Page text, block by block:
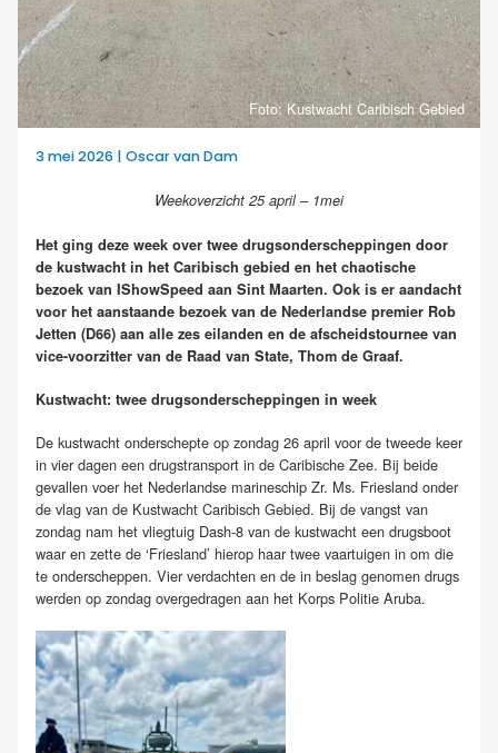
Foto: Kustwacht Caribisch Gebied
3 mei 2026 | Oscar van Dam
Weekoverzicht 25 april – 1mei
Het ging deze week over twee drugsonderscheppingen door
de kustwacht in het Caribisch gebied en het chaotische
bezoek van IShowSpeed aan Sint Maarten. Ook is er aandacht
voor het aanstaande bezoek van de Nederlandse premier Rob
Jetten (D66) aan alle zes eilanden en de afscheidstournee van
vice-voorzitter van de Raad van State, Thom de Graaf.
Kustwacht: twee drugsonderscheppingen in week
De kustwacht onderschepte op zondag 26 april voor de tweede keer
in vier dagen een drugstransport in de Caribische Zee. Bij beide
gevallen voer het Nederlandse marineschip Zr. Ms. Friesland onder
de vlag van de Kustwacht Caribisch Gebied. Bij de vangst van
zondag nam het vliegtuig Dash-8 van de kustwacht een drugsboot
waar en zette de ‘Friesland’ hierop haar twee vaartuigen in om die
te onderscheppen. Vier verdachten en de in beslag genomen drugs
werden op zondag overgedragen aan het Korps Politie Aruba.